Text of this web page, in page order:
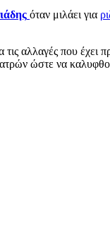
όταν μιλάει για
τις αλλαγές που έχει
ώστε να